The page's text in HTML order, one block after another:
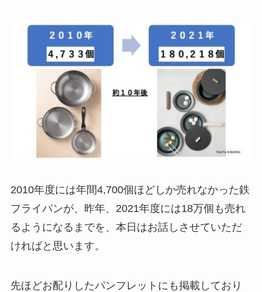
2010年度には年間4,700個ほどしか売れなかった鉄
フライパンが、昨年、2021年度には18万個も売れ
るようになるまでを、本日はお話しさせていただ
ければと思います。
先ほどお配りしたパンフレットにも掲載しており